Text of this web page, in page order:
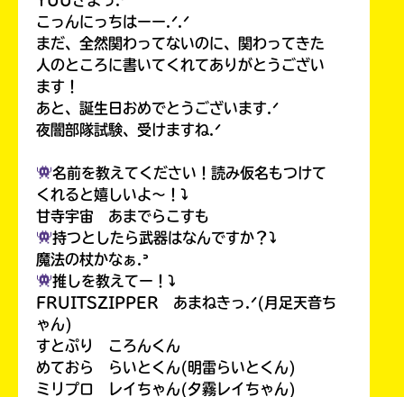
こっんにっちはーー.ᐟ.ᐟ
まだ、全然関わってないのに、関わってきた
人のところに書いてくれてありがとうござい
ます！
あと、誕生日おめでとうございます.ᐟ
夜闇部隊試験、受けますね.ᐟ
名前を教えてください！読み仮名もつけて
くれると嬉しいよ〜！⤵︎
甘寺宇宙 あまでらこすも
持つとしたら武器はなんですか？⤵︎
魔法の杖かなぁ.ᐣ
推しを教えてー！⤵︎
FRUITSZIPPER あまねきっ.ᐟ(月足天音ち
ゃん)
すとぷり ころんくん
めておら らいとくん(明雷らいとくん)
ミリプロ レイちゃん(夕霧レイちゃん)